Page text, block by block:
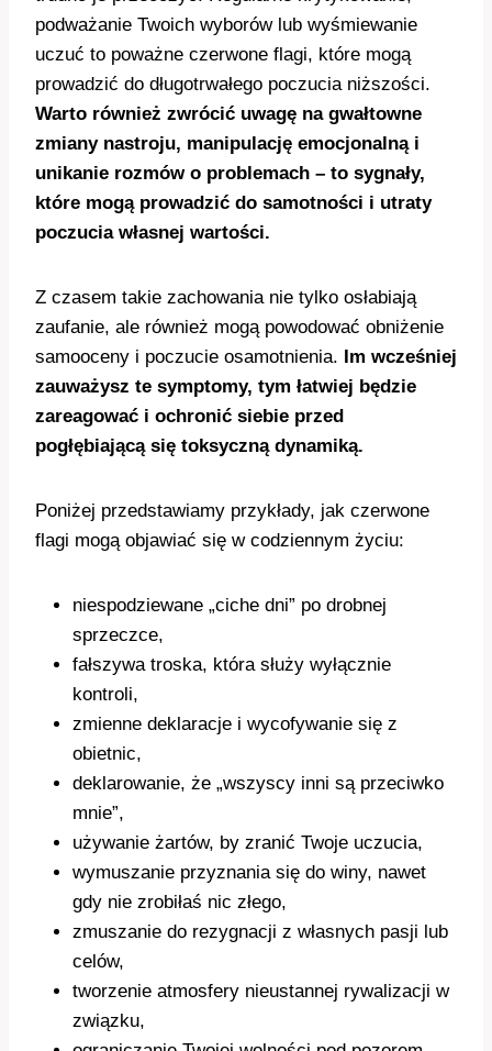
podważanie Twoich wyborów lub wyśmiewanie
uczuć to poważne czerwone flagi, które mogą
prowadzić do długotrwałego poczucia niższości.
Warto również zwrócić uwagę na gwałtowne
zmiany nastroju, manipulację emocjonalną i
unikanie rozmów o problemach – to sygnały,
które mogą prowadzić do samotności i utraty
poczucia własnej wartości.
Z czasem takie zachowania nie tylko osłabiają
zaufanie, ale również mogą powodować obniżenie
samooceny i poczucie osamotnienia. Im wcześniej
zauważysz te symptomy, tym łatwiej będzie
zareagować i ochronić siebie przed
pogłębiającą się toksyczną dynamiką.
Poniżej przedstawiamy przykłady, jak czerwone
flagi mogą objawiać się w codziennym życiu:
niespodziewane „ciche dni” po drobnej
sprzeczce,
fałszywa troska, która służy wyłącznie
kontroli,
zmienne deklaracje i wycofywanie się z
obietnic,
deklarowanie, że „wszyscy inni są przeciwko
mnie”,
używanie żartów, by zranić Twoje uczucia,
wymuszanie przyznania się do winy, nawet
gdy nie zrobiłaś nic złego,
zmuszanie do rezygnacji z własnych pasji lub
celów,
tworzenie atmosfery nieustannej rywalizacji w
związku,